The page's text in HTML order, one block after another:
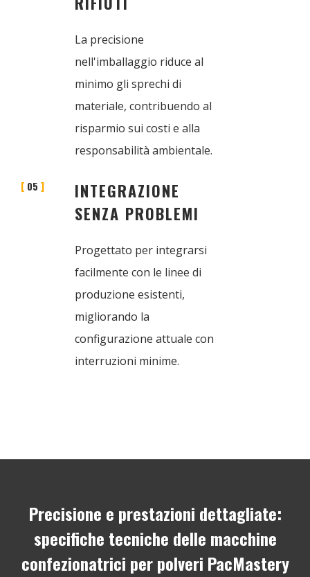
La precisione
nell'imballaggio riduce al
minimo gli sprechi di
materiale, contribuendo al
risparmio sui costi e alla
responsabilità ambientale.
05
INTEGRAZIONE
SENZA PROBLEMI
Progettato per integrarsi
facilmente con le linee di
produzione esistenti,
migliorando la
configurazione attuale con
interruzioni minime.
Precisione e prestazioni dettagliate:
specifiche tecniche delle macchine
confezionatrici per polveri PacMastery